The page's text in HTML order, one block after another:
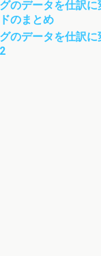
のデータを仕訳
のまとめ
のデータを仕訳